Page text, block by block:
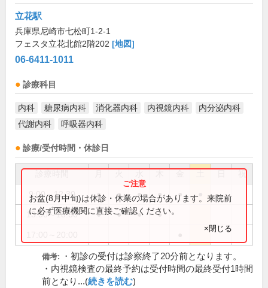
立花駅
兵庫県尼崎市七松町1-2-1
フェスタ立花北館2階202 [地図]
06-6411-1011
診療科目
内科 糖尿病内科 消化器内科 内視鏡内科
内分泌内科
代謝内科
呼吸器内科
診療/受付時間・休診日
祝
9:00～12:30 ● ● ● ● ●
13:30～18:30 ● ● ● ●
お盆(8月中旬)は休診・休業の場合があります。来院前
に必ず医療機関に直接ご確認ください。
×閉じる
備考:
・初診の受付は診察終了20分前となります。
・内視鏡検査の最終予約は受付時間の最終受付1時間
前となり...(続きを読む)